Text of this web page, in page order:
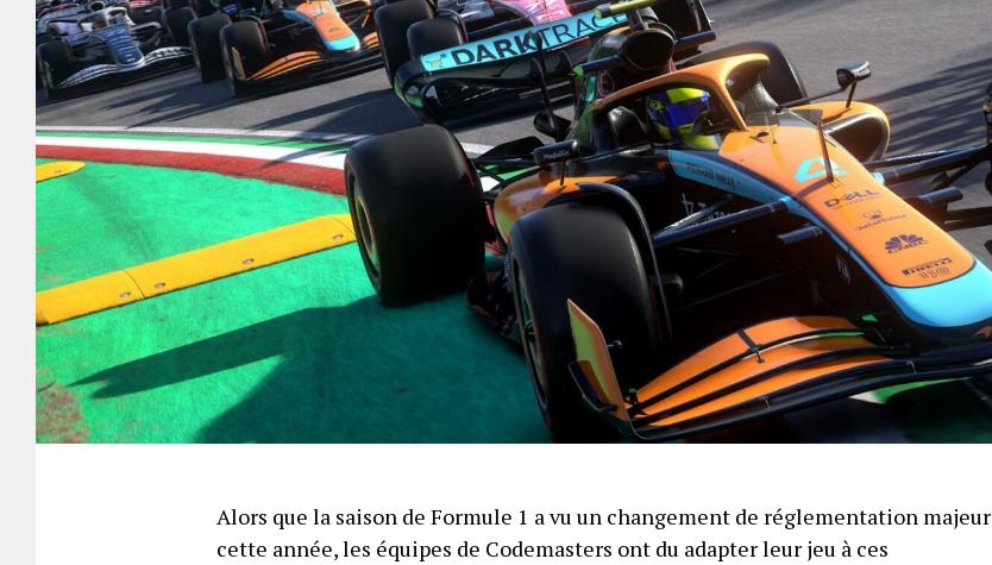
Alors que la saison de Formule 1 a vu un changement de réglementation majeur
cette année, les équipes de Codemasters ont du adapter leur jeu à ces